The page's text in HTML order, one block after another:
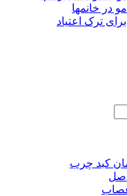
در خانمها
ترک اعتیاد
کبد چرب